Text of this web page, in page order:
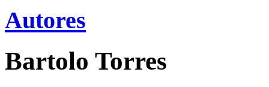
Autores
Bartolo Torres